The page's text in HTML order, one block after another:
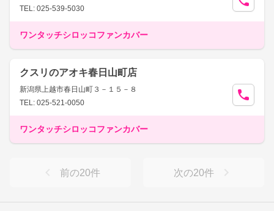
TEL: 025-539-5030
ワンタッチシロッコファンカバー
クスリのアオキ春日山町店
新潟県上越市春日山町３－１５－８
TEL: 025-521-0050
ワンタッチシロッコファンカバー
前の20件 次の20件